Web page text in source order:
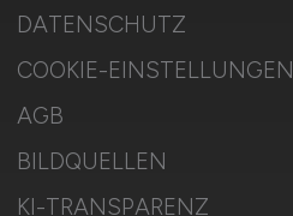
DATENSCHUTZ
COOKIE-EINSTELLUNGEN
AGB
BILDQUELLEN
KI-TRANSPARENZ